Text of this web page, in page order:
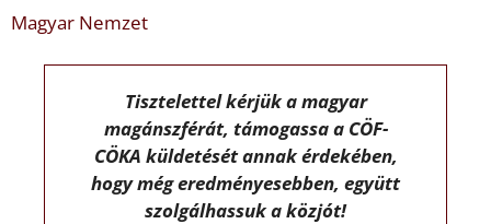
Magyar Nemzet
Tisztelettel kérjük a magyar
magánszférát, támogassa a CÖF-
CÖKA küldetését annak érdekében,
hogy még eredményesebben, együtt
szolgálhassuk a közjót!